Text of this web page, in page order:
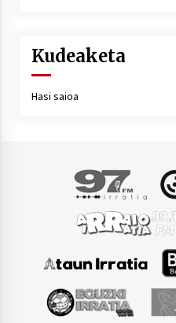
Kudeaketa
Hasi saioa